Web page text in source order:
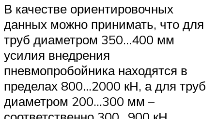
В качестве ориентировочных
данных можно принимать, что для
труб диаметром 350…400 мм
усилия внедрения
пневмопробойника находятся в
пределах 800…2000 кН, а для труб
диаметром 200…300 мм –